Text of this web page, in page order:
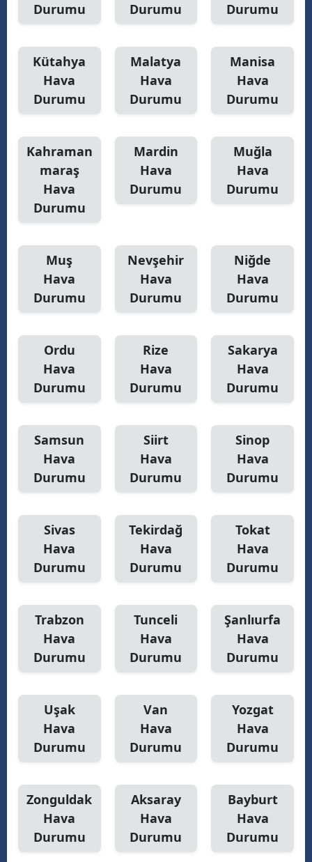
Durumu
Durumu
Durumu
Kütahya
Hava
Durumu
Malatya
Hava
Durumu
Manisa
Hava
Durumu
Kahraman
maraş
Hava
Durumu
Mardin
Hava
Durumu
Muğla
Hava
Durumu
Muş
Hava
Durumu
Nevşehir
Hava
Durumu
Niğde
Hava
Durumu
Ordu
Hava
Durumu
Rize
Hava
Durumu
Sakarya
Hava
Durumu
Samsun
Hava
Durumu
Siirt
Hava
Durumu
Sinop
Hava
Durumu
Sivas
Hava
Durumu
Tekirdağ
Hava
Durumu
Tokat
Hava
Durumu
Trabzon
Hava
Durumu
Tunceli
Hava
Durumu
Şanlıurfa
Hava
Durumu
Uşak
Hava
Durumu
Van
Hava
Durumu
Yozgat
Hava
Durumu
Zonguldak
Hava
Durumu
Aksaray
Hava
Durumu
Bayburt
Hava
Durumu